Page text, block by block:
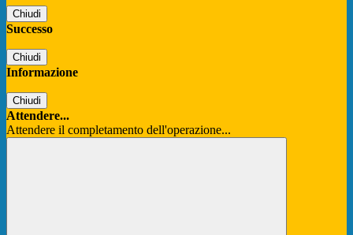
Chiudi
Successo
Chiudi
Informazione
Chiudi
Attendere...
Attendere il completamento dell'operazione...